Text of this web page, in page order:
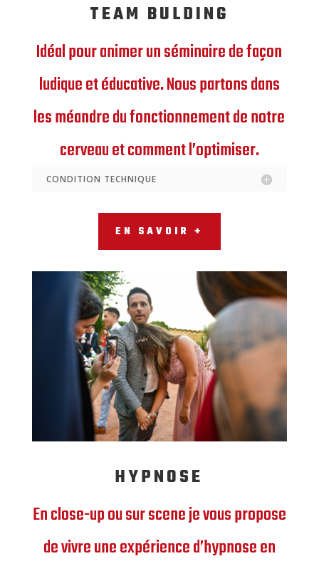
TEAM BULDING
Idéal pour animer un séminaire de façon
ludique et éducative. Nous partons dans
les méandre du fonctionnement de notre
cerveau et comment l’optimiser.
CONDITION TECHNIQUE
EN SAVOIR +
HYPNOSE
En close-up ou sur scene je vous propose
de vivre une expérience d’hypnose en